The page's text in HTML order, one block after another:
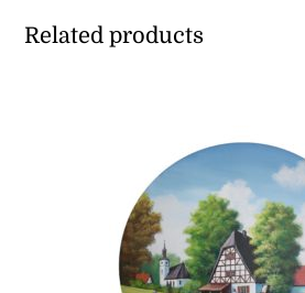
Related products